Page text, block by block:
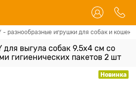
- разнообразные игрушки для собак и кошек
для выгула собак 9.5х4 см со
гигиенических пакетов 2 шт
Новинка